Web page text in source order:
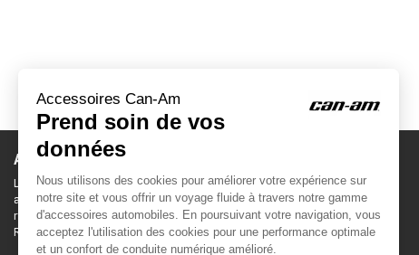
ACCESSOIRES CAN-AM
Le site d'accessoires Can-Am vous propose des
accessoires d'origine pour équiper votre véhicule 3
roues (On Road) ou votre véhicule tout terrain (Off
Road) .